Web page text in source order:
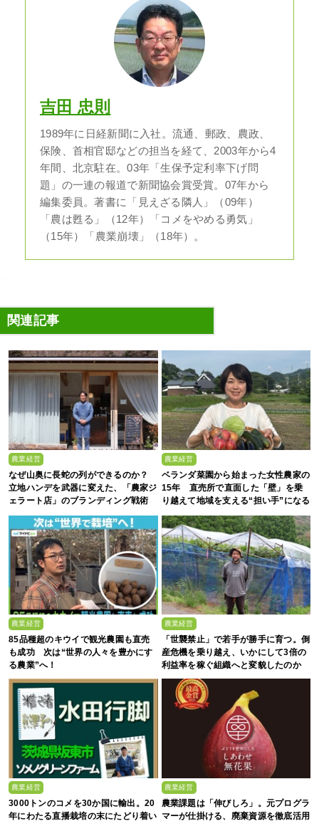
吉田 忠則
1989年に日経新聞に入社。流通、郵政、農政、
保険、首相官邸などの担当を経て、2003年から4
年間、北京駐在。03年「生保予定利率下げ問
題」の一連の報道で新聞協会賞受賞。07年から
編集委員。著書に「見えざる隣人」（09年）
「農は甦る」（12年）「コメをやめる勇気」
（15年）「農業崩壊」（18年）。
関連記事
農業経営
なぜ山奥に長蛇の列ができるのか？
立地ハンデを武器に変えた、「農家ジ
ェラート店」のブランディング戦術
農業経営
ベランダ菜園から始まった女性農家の
15年 直売所で直面した「壁」を乗
り越えて地域を支える“担い手”になる
農業経営
85品種超のキウイで観光農園も直売
も成功 次は“世界の人々を豊かにす
る農業”へ！
農業経営
「世襲禁止」で若手が勝手に育つ。倒
産危機を乗り越え、いかにして3倍の
利益率を稼ぐ組織へと変貌したのか
農業経営
3000トンのコメを30か国に輸出。20
年にわたる直播栽培の末にたどり着い
農業経営
農業課題は「伸びしろ」。元プログラ
マーが仕掛ける、廃棄資源を徹底活用